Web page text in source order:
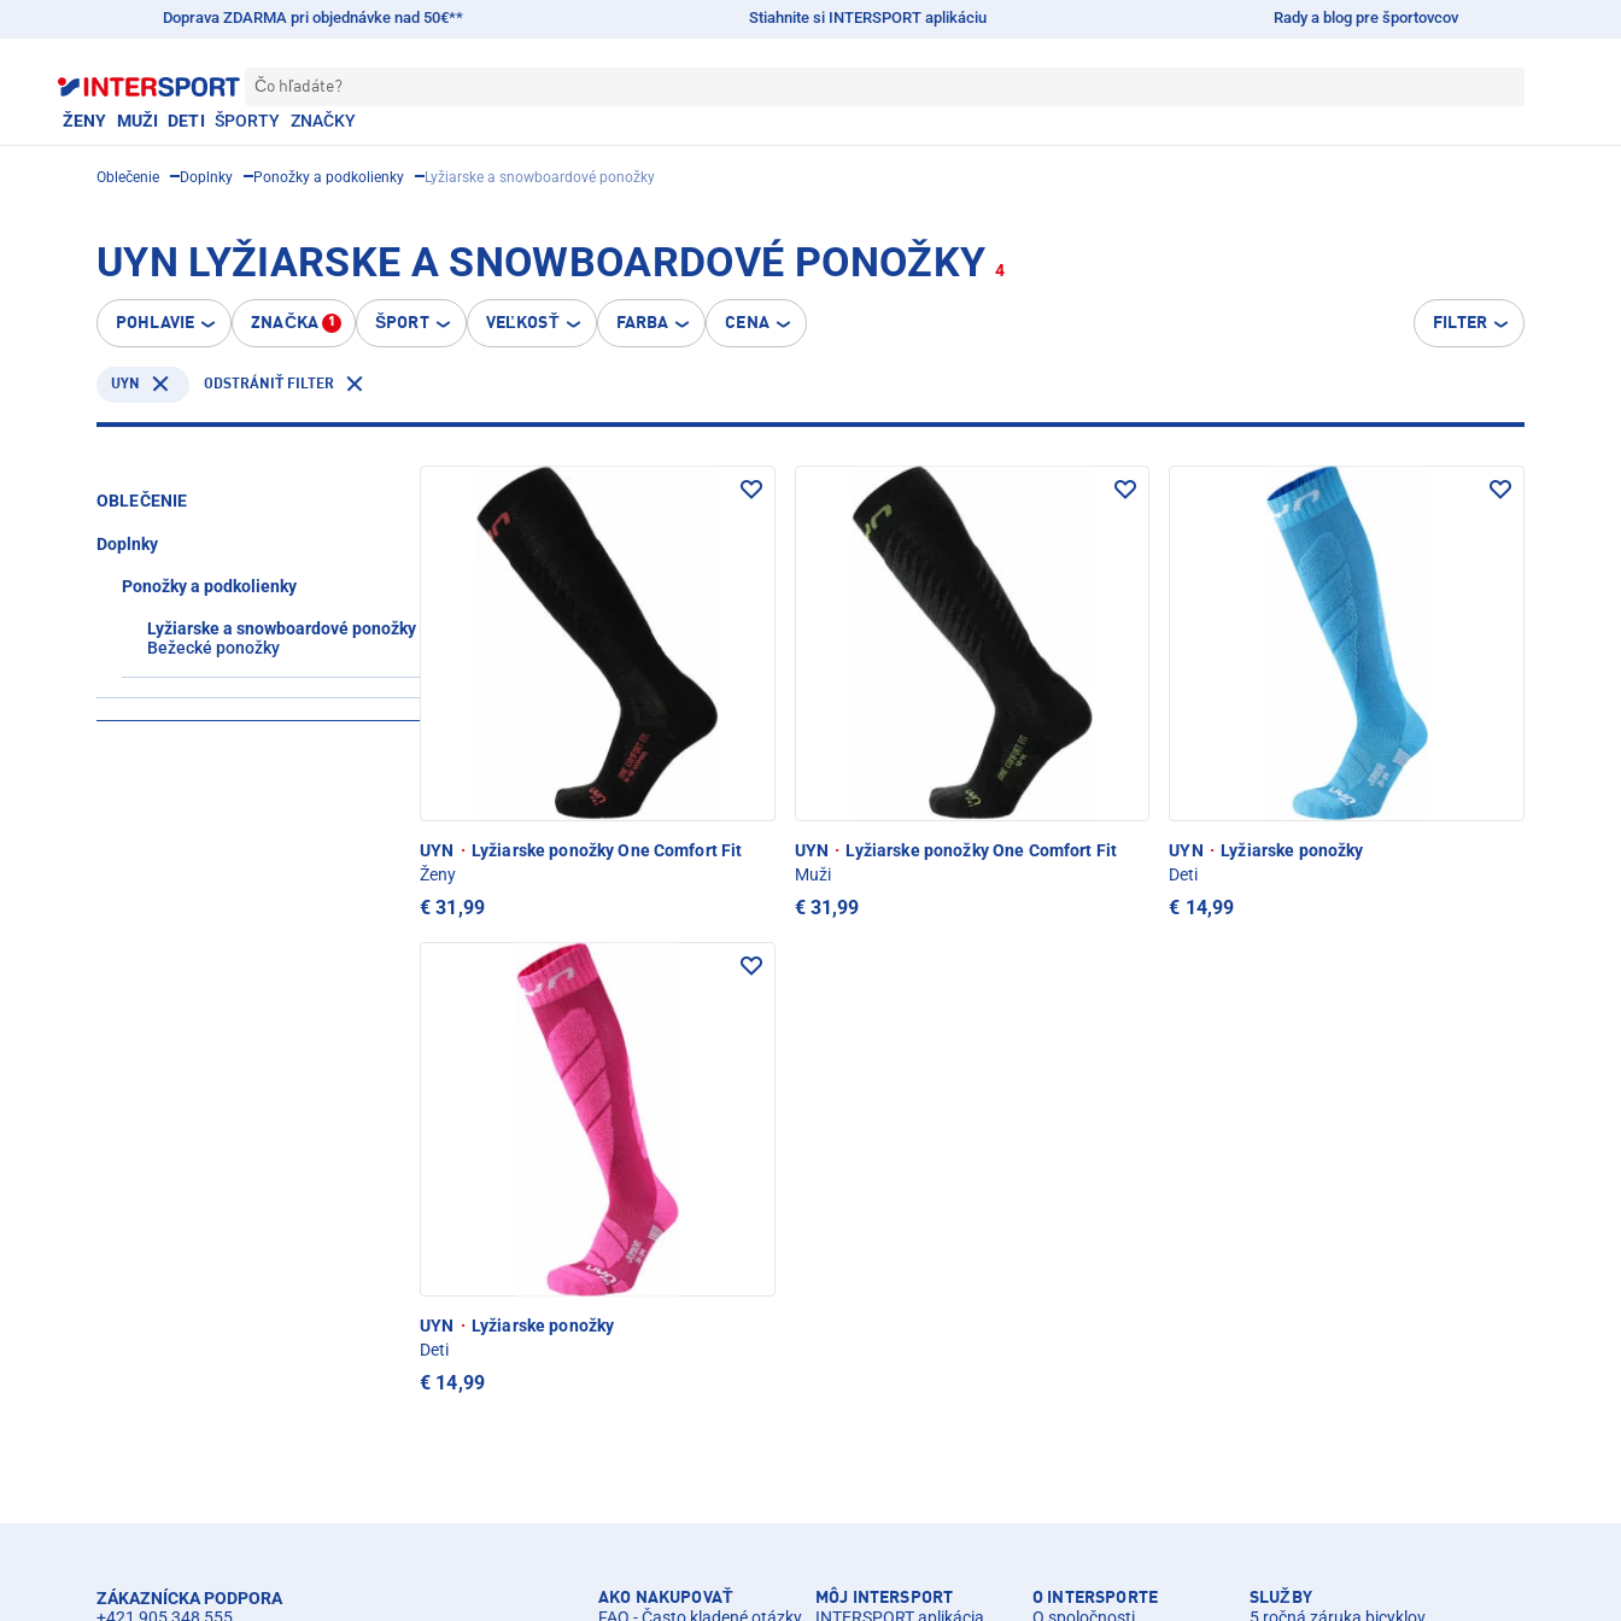
Doprava ZDARMA pri objednávke nad 50€** Stiahnite si INTERSPORT aplikáciu Rady a blog pre športovcov
Čo hľadáte?
ŽENY MUŽI DETI ŠPORTY ZNAČKY
Oblečenie Doplnky Ponožky a podkolienky Lyžiarske a snowboardové ponožky
UYN LYŽIARSKE A SNOWBOARDOVÉ PONOŽKY 4
POHLAVIE ZNAČKA 1 ŠPORT VEĽKOSŤ FARBA CENA FILTER
UYN ODSTRÁNIŤ FILTER
OBLEČENIE
Doplnky
Ponožky a podkolienky
Lyžiarske a snowboardové ponožky
Bežecké ponožky
UYN · Lyžiarske ponožky One Comfort Fit
Ženy
€ 31,99
UYN · Lyžiarske ponožky One Comfort Fit
Muži
€ 31,99
UYN · Lyžiarske ponožky
Deti
€ 14,99
UYN · Lyžiarske ponožky
Deti
€ 14,99
ZÁKAZNÍCKA PODPORA
AKO NAKUPOVAŤ MÔJ INTERSPORT O INTERSPORTE SLUŽBY